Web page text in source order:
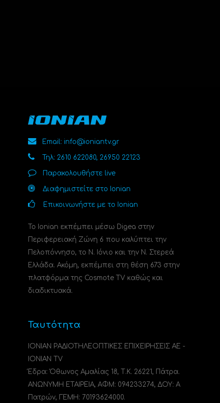
Email: info@ioniantv.gr
Τηλ: 2610 622080, 26950 22123
Παρακολουθήστε live
Διαφημιστείτε στο Ionian
Επικοινωνήστε με το Ionian
Το Ionian εκπέμπει μέσω Digea στην
Περιφερειακή Ζώνη 6 που καλύπτει την
Πελοπόννησο, το N. Ιόνιο και την Ν. Στερεά
Ελλάδα. Ακόμη, εκπέμπει στη θέση 673 στην
πλατφόρμα της Cosmote TV καθώς και
διαδικτυακά.
Ταυτότητα
ΙΟΝΙΑΝ ΡΑΔΙΟΤΗΛΕΟΠΤΙΚΕΣ ΕΠΙΧΕΙΡΗΣΕΙΣ ΑΕ -
IONIAN TV
Έδρα: Όθωνος Αμαλίας 18, Τ.Κ. 26221, Πάτρα.
ΑΝΩΝΥΜΗ ΕΤΑΙΡΕΙΑ, ΑΦΜ: 094233274, ΔΟΥ: A
Πατρών, ΓΕΜΗ: 70193624000.